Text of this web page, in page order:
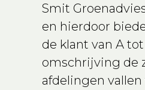
Smit
en hierdoor
de klant van A
omschrijving de
afdelingen